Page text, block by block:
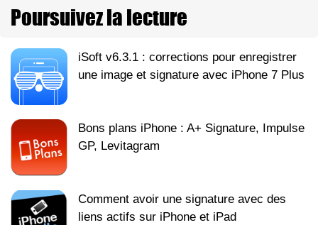
Poursuivez la lecture
iSoft v6.3.1 : corrections pour enregistrer
une image et signature avec iPhone 7 Plus
Bons plans iPhone : A+ Signature, Impulse
GP, Levitagram
Comment avoir une signature avec des
liens actifs sur iPhone et iPad